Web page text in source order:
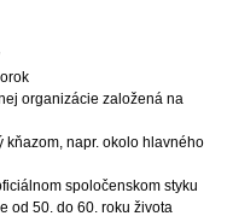
organizácie založená na
kňazom, napr. okolo hlavného
spoločenskom styku
od 50. do 60. roku života